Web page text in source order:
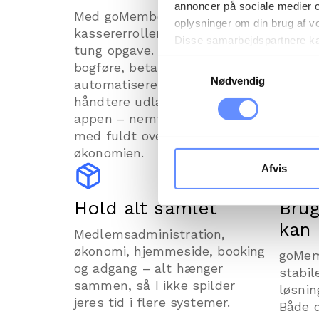
annoncer på sociale
oplysninger om din brug af
Disse samarbejdspartnere
gennem din brug af deres
tredjelande, herunder USA.
cookie opbevares. Du
Nødvendig
Afvis
Med goMember er
kassererrollen ikke længere en
tung opgave. Kassereren kan
bogføre, betale regninger,
automatisere opgaver og
håndtere udlæg direkte i
appen – nemt, sikkert og altid
med fuldt overblik over
økonomien.
Ræk
hold
Hold alt samlet
Medlemsadministration,
økonomi, hjemmeside, booking
og adgang – alt hænger
sammen, så I ikke spilder
jeres tid i flere systemer.
kan
Både